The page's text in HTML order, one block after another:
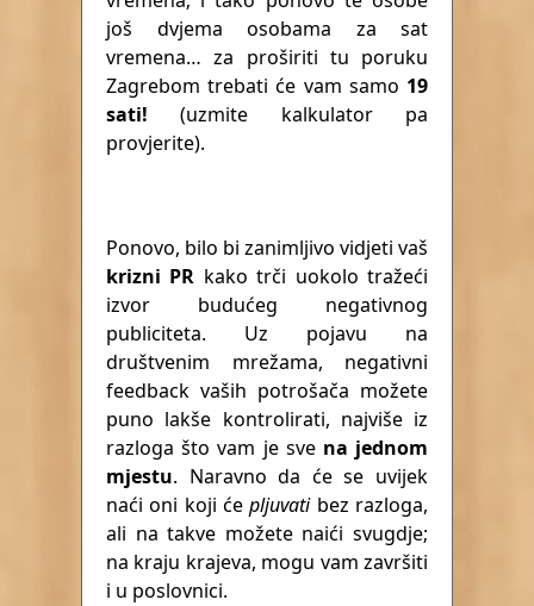
još dvjema osobama za sat
vremena… za proširiti tu poruku
Zagrebom trebati će vam samo 19
sati! (uzmite kalkulator pa
provjerite).
Ponovo, bilo bi zanimljivo vidjeti vaš
krizni PR kako trči uokolo tražeći
izvor budućeg negativnog
publiciteta. Uz pojavu na
društvenim mrežama, negativni
feedback vaših potrošača možete
puno lakše kontrolirati, najviše iz
razloga što vam je sve na jednom
mjestu. Naravno da će se uvijek
naći oni koji ćepljuvati bez razloga,
ali na takve možete naići svugdje;
na kraju krajeva, mogu vam završiti
i u poslovnici.